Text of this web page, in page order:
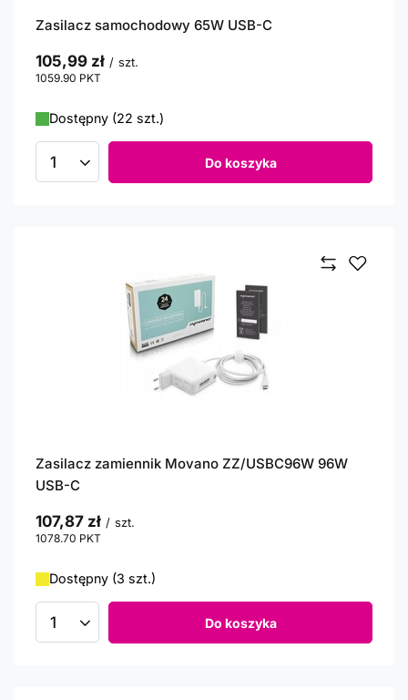
Zasilacz samochodowy 65W USB-C
105,99 zł / szt.
1059.90 PKT
Dostępny (22 szt.)
Ilość produktów Do koszyka
Zasilacz zamiennik Movano ZZ/USBC96W 96W
USB-C
107,87 zł / szt.
1078.70 PKT
Dostępny (3 szt.)
Ilość produktów Do koszyka